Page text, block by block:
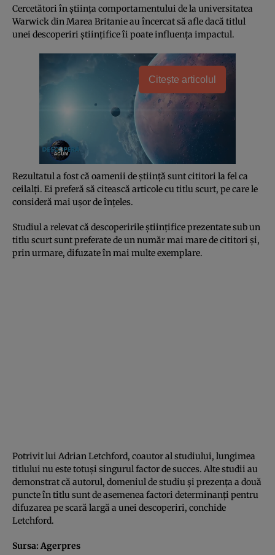
Cercetători în ştiinţa comportamentului de la universitatea
Warwick din Marea Britanie au încercat să afle dacă titlul
unei descoperiri ştiinţifice îi poate influenţa impactul.
Citește articolul
Rezultatul a fost că oamenii de ştiinţă sunt cititori la fel ca
ceilalţi. Ei preferă să citească articole cu titlu scurt, pe care le
consideră mai uşor de înţeles.
Studiul a relevat că descoperirile ştiinţifice prezentate sub un
titlu scurt sunt preferate de un număr mai mare de cititori şi,
prin urmare, difuzate în mai multe exemplare.
Potrivit lui Adrian Letchford, coautor al studiului, lungimea
titlului nu este totuşi singurul factor de succes. Alte studii au
demonstrat că autorul, domeniul de studiu şi prezenţa a două
puncte în titlu sunt de asemenea factori determinanţi pentru
difuzarea pe scară largă a unei descoperiri, conchide
Letchford.
Sursa: Agerpres